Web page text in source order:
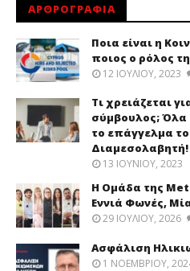
ΑΡΘΡΟΓΡΑΦΙΑ
Ποια είναι η
ποιος ο ρόλος
12 ΙΟΥΛΊΟΥ, 2023
Τι χρειάζεται
σύμβουλος; Όλα
το επάγγελμα
Διαμεσολαβητή!
13 ΙΟΥΝΊΟΥ, 2023
Η Ομάδα της
Εννιά Φωνές,
29 ΙΟΥΛΊΟΥ, 2026
Ασφάλιση
1 ΝΟΕΜΒΡΊΟΥ,